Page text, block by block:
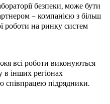
безпеки, може бути
– компанією з більш
роботи на ринку систем
всі роботи виконуються
інших регіонах
співпрацею підрядники.